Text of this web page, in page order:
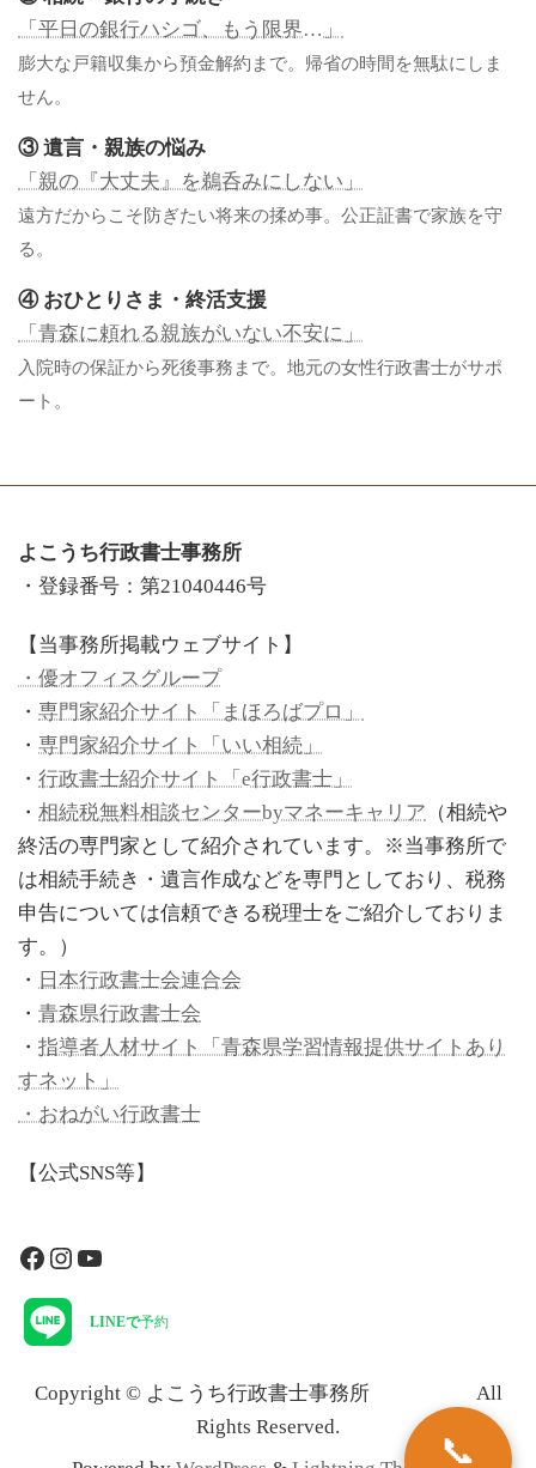
「平日の銀行ハシゴ、もう限界…」
膨大な戸籍収集から預金解約まで。帰省の時間を無駄にしま
せん。
③ 遺言・親族の悩み
「親の『大丈夫』を鵜呑みにしない」
遠方だからこそ防ぎたい将来の揉め事。公正証書で家族を守
る。
④ おひとりさま・終活支援
「青森に頼れる親族がいない不安に」
入院時の保証から死後事務まで。地元の女性行政書士がサポ
ート。
よこうち行政書士事務所
・登録番号：第21040446号
【当事務所掲載ウェブサイト】
・優オフィスグループ
・ 専門家紹介サイト「まほろばプロ」
・ 専門家紹介サイト「いい相続」
・ 行政書士紹介サイト「e行政書士」
・ 相続税無料相談センターbyマネーキャリア （相続や
終活の専門家として紹介されています。※当事務所で
は相続手続き・遺言作成などを専門としており、税務
申告については信頼できる税理士をご紹介しておりま
す。）
・ 日本行政書士会連合会
・ 青森県行政書士会
・ 指導者人材サイト「青森県学習情報提供サイトあり
すネット」
・おねがい行政書士
【公式SNS等】
Facebook
Instagram
YouTube
LINEで予約
Copyright © よこうち行政書士事務所 All
Rights Reserved.